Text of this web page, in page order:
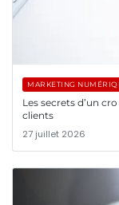
MARKETING
Les secrets d’un
clients
27 juillet 2026